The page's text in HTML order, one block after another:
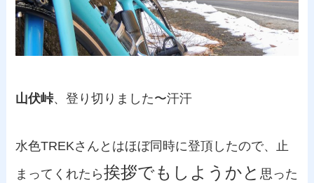
山伏峠、登り切りました〜汗汗
水色TREKさんとはほぼ同時に登頂したので、止
まってくれたら挨拶でもしようかと 思った